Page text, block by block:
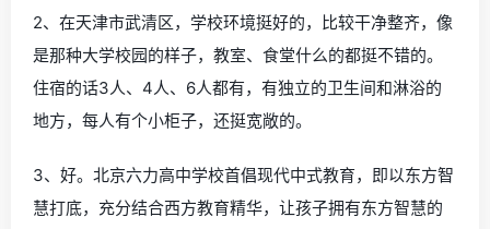
2、在天津市武清区，学校环境挺好的，比较干净整齐，像
是那种大学校园的样子，教室、食堂什么的都挺不错的。
住宿的话3人、4人、6人都有，有独立的卫生间和淋浴的
地方，每人有个小柜子，还挺宽敞的。
3、好。北京六力高中学校首倡现代中式教育，即以东方智
慧打底，充分结合西方教育精华，让孩子拥有东方智慧的